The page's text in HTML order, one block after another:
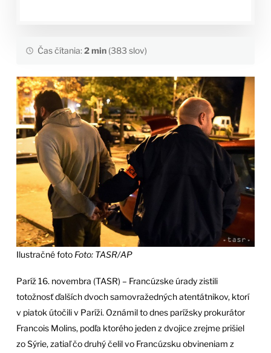
Čas čítania:2 min(383 slov)
Ilustračné foto Foto: TASR/AP
Paríž 16. novembra (TASR) – Francúzske úrady zistili
totožnosť ďalších dvoch samovražedných atentátnikov, ktorí
v piatok útočili v Paríži. Oznámil to dnes parížsky prokurátor
Francois Molins, podľa ktorého jeden z dvojice zrejme prišiel
zo Sýrie, zatiaľ čo druhý čelil vo Francúzsku obvineniam z